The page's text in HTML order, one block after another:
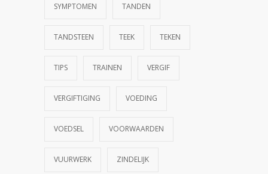
SYMPTOMEN TANDEN
TANDSTEEN TEEK TEKEN
TIPS TRAINEN VERGIF
VERGIFTIGING VOEDING
VOEDSEL VOORWAARDEN
VUURWERK ZINDELIJK